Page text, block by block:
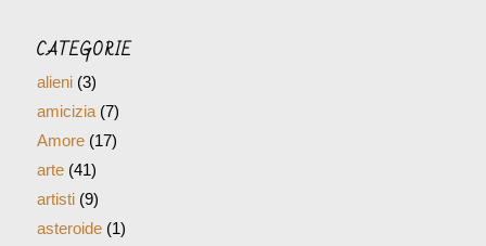
CATEGORIE
alieni(3)
amicizia(7)
Amore(17)
arte(41)
artisti(9)
asteroide(1)